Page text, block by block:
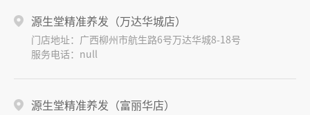
源生堂精准养发（万达华城店）
门店地址：广西柳州市航生路6号万达华城8-18号
服务电话：null
源生堂精准养发（富丽华店）